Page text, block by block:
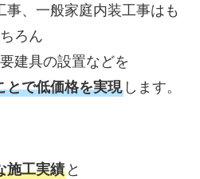
事、一般家庭内装工事はも
ちろん
建具の設置などを
とで低価格を実現 します。
施工実績 と